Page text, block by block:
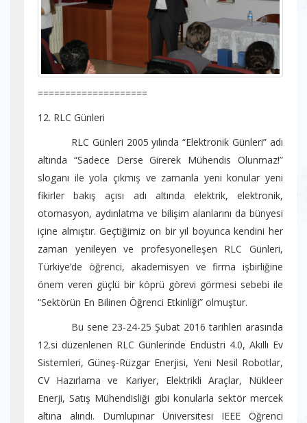
====================
12. RLC Günleri
RLC Günleri 2005 yılında “Elektronik Günleri” adı
altında “Sadece Derse Girerek Mühendis Olunmaz!”
sloganı ile yola çıkmış ve zamanla yeni konular yeni
fikirler bakış açısı adı altında elektrik, elektronik,
otomasyon, aydınlatma ve bilişim alanlarını da bünyesi
içine almıştır. Geçtiğimiz on bir yıl boyunca kendini her
zaman yenileyen ve profesyonelleşen RLC Günleri,
Türkiye’de öğrenci, akademisyen ve firma işbirliğine
önem veren güçlü bir köprü görevi görmesi sebebi ile
“Sektörün En Bilinen Öğrenci Etkinliği” olmuştur.
Bu sene 23-24-25 Şubat 2016 tarihleri arasında
12.si düzenlenen RLC Günlerinde Endüstri 4.0, Akıllı Ev
Sistemleri, Güneş-Rüzgar Enerjisi, Yeni Nesil Robotlar,
CV Hazırlama ve Kariyer, Elektrikli Araçlar, Nükleer
Enerji, Satış Mühendisliği gibi konularla sektör mercek
altına alındı. Dumlupınar Üniversitesi IEEE Öğrenci